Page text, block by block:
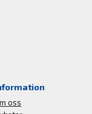
oss